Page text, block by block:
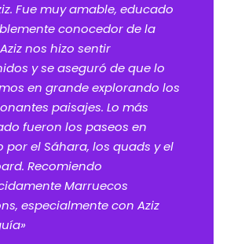
Fue muy amable, educado
conocedor de la
nos hizo sentir
y se aseguró de que lo
en grande explorando los
paisajes. Lo más
fueron los paseos en
por el Sáhara, los quads y el
Recomiendo
Marruecos
especialmente con Aziz